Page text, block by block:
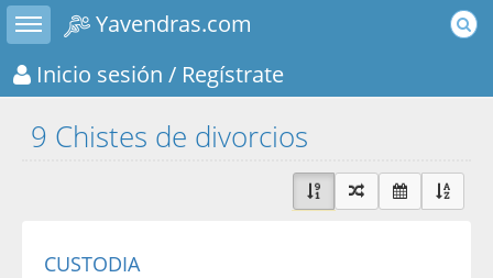
Toggle sidebar
Yavendras.com
Inicio sesión / Regístrate
9 Chistes de divorcios
CUSTODIA